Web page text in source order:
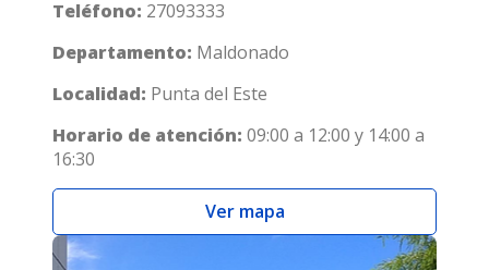
Teléfono: 27093333
Departamento: Maldonado
Localidad: Punta del Este
Horario de atención: 09:00 a 12:00 y 14:00 a
16:30
Ver mapa